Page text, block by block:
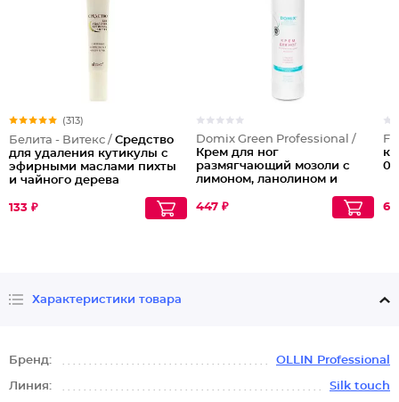
(313)
Белита - Витекс / Средство
для удаления кутикулы с
эфирными маслами пихты
и чайного дерева
133 ₽
Domix Green Professional /
Крем для ног
размягчающий мозоли с
лимоном, ланолином и
мл
447 ₽
Характеристики товара
Бренд: OLLIN Professional
Линия: Silk touch